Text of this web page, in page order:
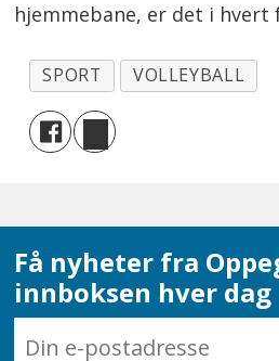
hjemmebane, er det i hvert
SPORT VOLLEYBALL
Få nyheter fra
innboksen hver dag